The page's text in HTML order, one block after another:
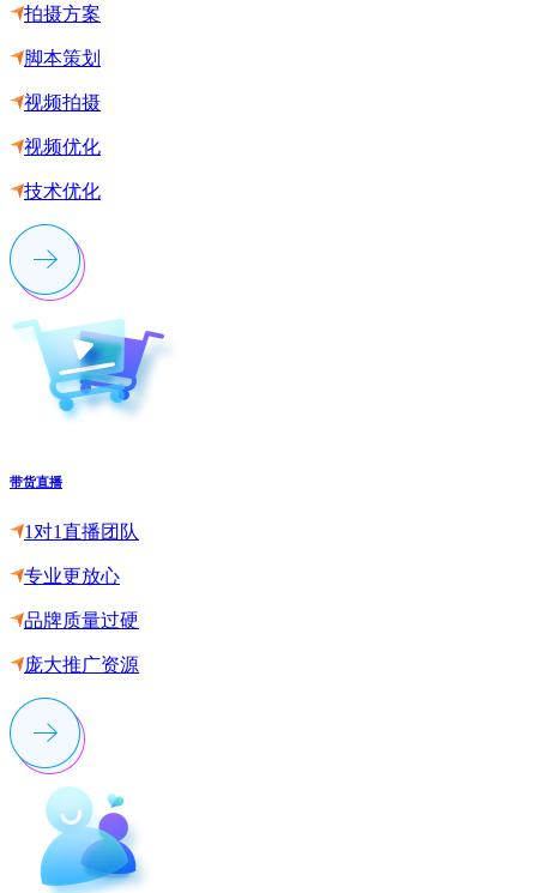
拍摄方案
脚本策划
视频拍摄
视频优化
技术优化
带货直播
1对1直播团队
专业更放心
品牌质量过硬
庞大推广资源